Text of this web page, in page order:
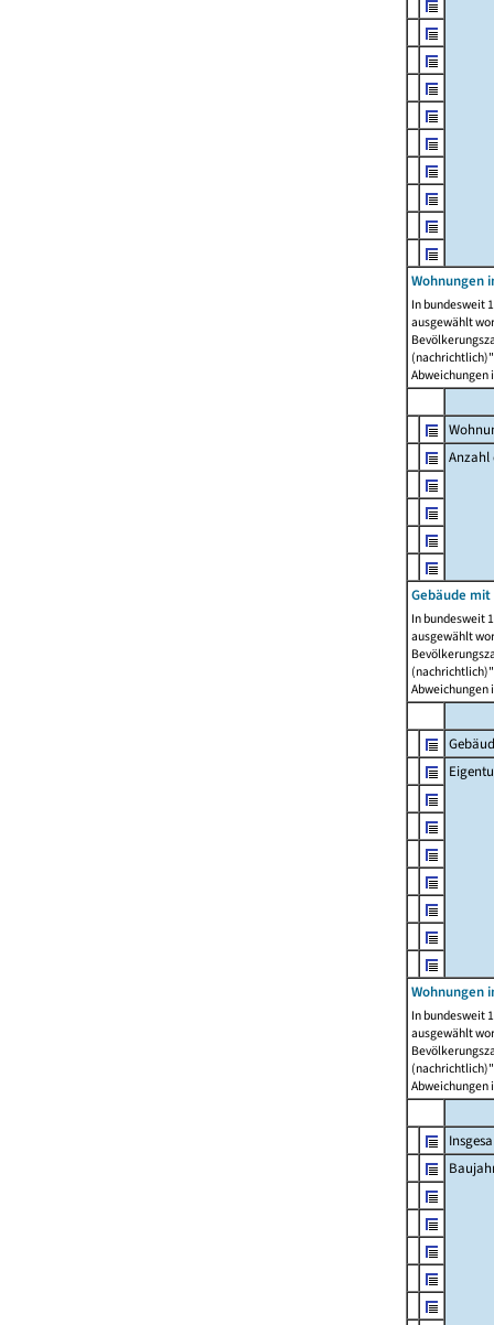
Wohnungen
In bundesweit
ausgewählt
Abweichungen
Anzahl
Gebäude
In bundesweit
ausgewählt
Abweichungen
Wohnungen
In bundesweit
ausgewählt
Abweichungen